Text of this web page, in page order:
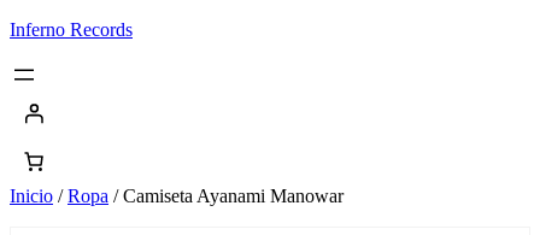
Saltar
contenido
Inferno Records
Inicio /Ropa / Camiseta Ayanami Manowar